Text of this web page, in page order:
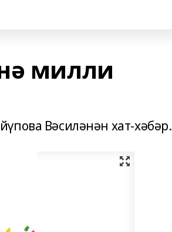
милли
Вәсиләнән хат-хәбәр.